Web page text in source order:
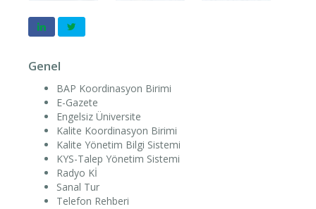
Genel
BAP Koordinasyon Birimi
E-Gazete
Engelsiz Üniversite
Kalite Koordinasyon Birimi
Kalite Yönetim Bilgi Sistemi
KYS-Talep Yönetim Sistemi
Radyo Kİ
Sanal Tur
Telefon Rehberi